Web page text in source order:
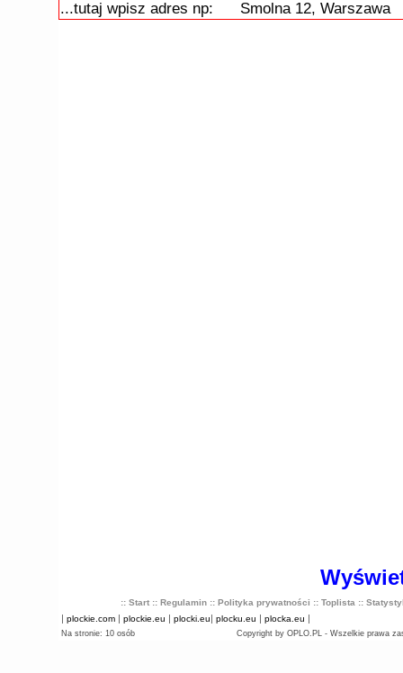
:: Start :: Regulamin :: Polityka prywatności :: Toplista ::
plockie.com plockie.eu plocki.eu plocku.eu plocka.eu
Na stronie: 10 osób Copyright by OPLO.PL - Wszelkie prawa